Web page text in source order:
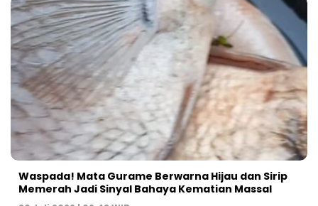
Waspada! Mata Gurame Berwarna Hijau dan Sirip
Memerah Jadi Sinyal Bahaya Kematian Massal